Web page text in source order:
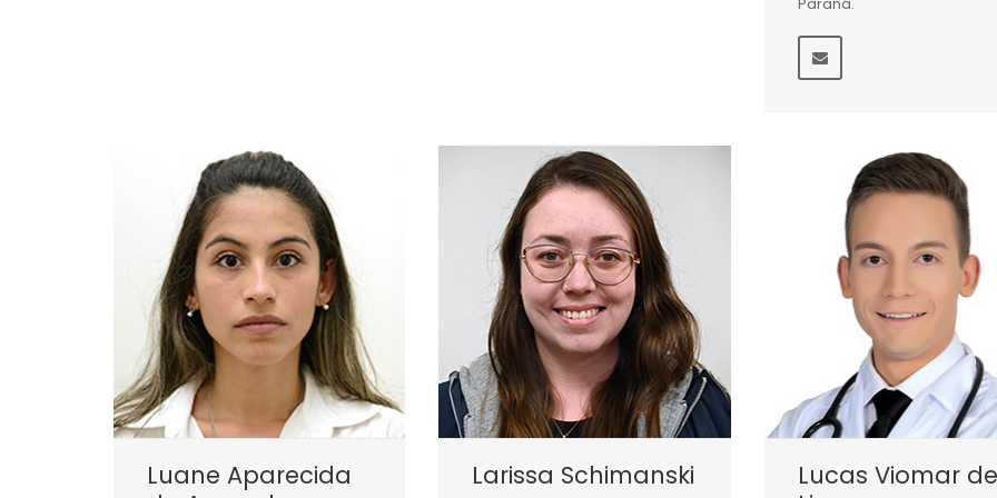
Paraná.
Luane Aparecida
Larissa Schimanski
Lucas Viomar de